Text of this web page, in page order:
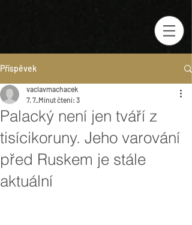
Příspěvek
Palacký není jen tváří z
tisícikoruny. Jeho varování
před Ruskem je stále
aktuální
vaclavmachacek
7. 7. Minut čtení: 3